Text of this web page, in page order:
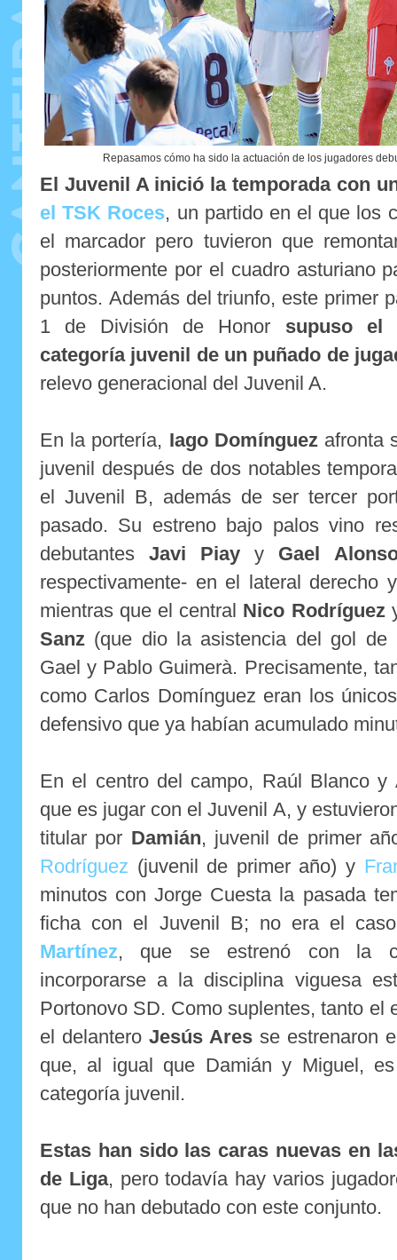
Repasamos cómo ha sido la actuación de los jugadores
El Juvenil A inició la temporada con
el TSK Roces, un partido en el que los
el marcador pero tuvieron que
posteriormente por el cuadro asturiano
puntos. Además del triunfo, este primer
1 de División de Honor supuso el
categoría juvenil de un puñado de
relevo generacional del Juvenil A.
En la portería, Iago Domínguezafronta
juvenil después de dos notables
el Juvenil B, además de ser tercer
pasado. Su estreno bajo palos vino
debutantesJavi Piay y Gael
respectivamente- en el lateral derecho
mientras que el central Nico Rodríguez
Sanz (que dio la asistencia del gol de
Gael y Pablo Guimerà. Precisamente,
como Carlos Domínguez eran los
defensivo que ya habían acumulado
En el centro del campo, Raúl Blanco
que es jugar con el Juvenil A, y
titular por Damián, juvenil de primer
Rodríguez (juvenil de primer año) y
minutos con Jorge Cuesta la pasada
ficha con el Juvenil B; no era el
Martínez, que se estrenó con la
incorporarse a la disciplina viguesa
Portonovo SD. Como suplentes, tanto el
el delantero Jesús Ares se estrenaron
que, al igual que Damián y Miguel,
categoría juvenil.
Estas han sido las caras nuevas en
de Liga, pero todavía hay varios
que no han debutado con este conjunto.